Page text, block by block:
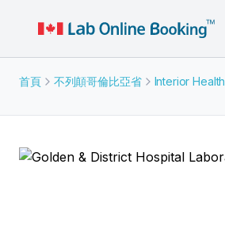
首頁 不列顛哥倫比亞省 Interior Health